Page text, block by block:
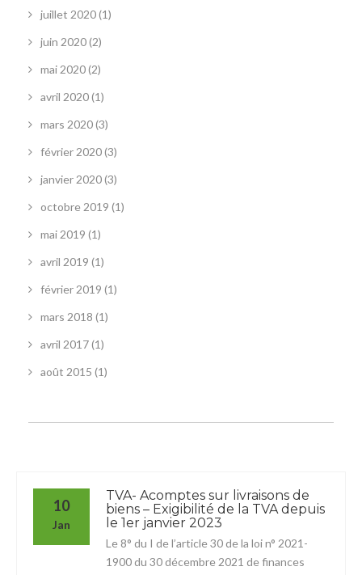
juillet 2020(1)
juin 2020(2)
mai 2020(2)
avril 2020(1)
mars 2020(3)
février 2020(3)
janvier 2020(3)
octobre 2019 (1)
mai 2019 (1)
avril 2019 (1)
février 2019 (1)
mars 2018 (1)
avril 2017(1)
août 2015 (1)
10
Jan
TVA- Acomptes sur livraisons de
biens – Exigibilité de la TVA depuis
le 1er janvier 2023
Le 8° du I de l’article 30 de la loi n° 2021-
1900 du 30 décembre 2021 de finances